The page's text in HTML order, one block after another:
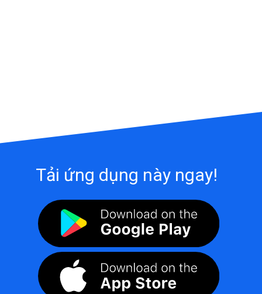
Tải ứng dụng này ngay!